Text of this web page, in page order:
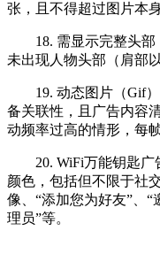
张，且不得超过图片本身
18. 需显示完整头
未出现人物头部（肩部
19. 动态图片（Gif
备关联性，且广告内容
动频率过高的情形，每
20. WiFi万能钥匙
颜色，包括但不限于社
像、“添加您为好友”、“
理员”等。